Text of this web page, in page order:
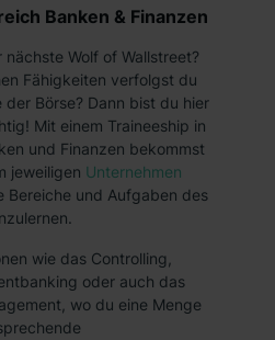
Banken & Finanzen
Wolf of Wallstreet?
Fähigkeiten verfolgst du
Börse? Dann bist du hier
Mit einem Traineeship in
und Finanzen bekommst
jeweiligen Unternehmen
Bereiche und Aufgaben des
wie das Controlling,
oder auch das
wo du eine Menge